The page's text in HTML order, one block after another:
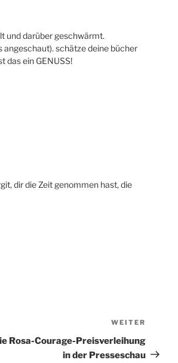
und darüber geschwärmt.
angeschaut). schätze deine bücher
das ein GENUSS!
dir die Zeit genommen hast, die
Beitrag
WEITER
Rosa-Courage-Preisverleihung
in der Presseschau